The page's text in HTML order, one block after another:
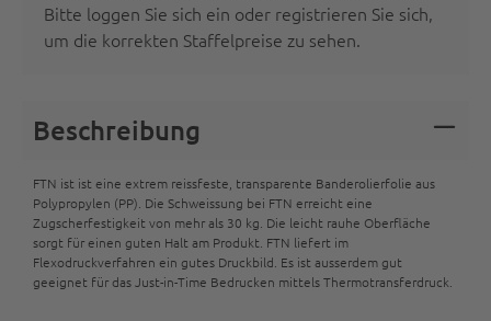
Bitte loggen Sie sich ein oder registrieren Sie sich,
um die korrekten Staffelpreise zu sehen.
Beschreibung
FTN ist ist eine extrem reissfeste, transparente Banderolierfolie aus
Polypropylen (PP). Die Schweissung bei FTN erreicht eine
Zugscherfestigkeit von mehr als 30 kg. Die leicht rauhe Oberfläche
sorgt für einen guten Halt am Produkt. FTN liefert im
Flexodruckverfahren ein gutes Druckbild. Es ist ausserdem gut
geeignet für das Just-in-Time Bedrucken mittels Thermotransferdruck.